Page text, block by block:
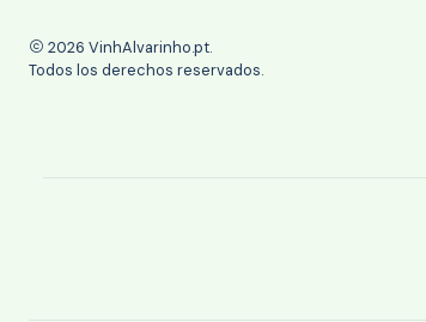
2026 VinhAlvarinho.pt.
Todos los derechos reservados.